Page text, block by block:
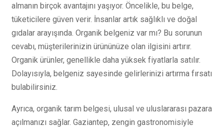
almanın birçok avantajını yaşıyor. Öncelikle, bu belge,
tüketicilere güven verir. İnsanlar artık sağlıklı ve doğal
gıdalar arayışında. Organik belgeniz var mı? Bu sorunun
cevabı, müşterilerinizin ürününüze olan ilgisini artırır.
Organik ürünler, genellikle daha yüksek fiyatlarla satılır.
Dolayısıyla, belgeniz sayesinde gelirlerinizi artırma fırsatı
bulabilirsiniz.
Ayrıca, organik tarım belgesi, ulusal ve uluslararası pazara
açılmanızı sağlar. Gaziantep, zengin gastronomisiyle